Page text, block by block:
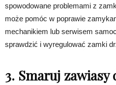
spowodowane problemami z
może pomóc w poprawie
mechanikiem lub serwisem
sprawdzić i wyregulować zamki
3. Smaruj